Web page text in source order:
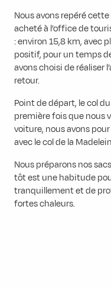
Nous avons repéré
acheté à l’office de
: environ 15,8 km, avec
positif, pour un temps
avons choisi de réaliser
retour.
Point de départ, le col du
première fois que nous
voiture, nous avons
avec le col de la
Nous préparons nos
tôt est une habitude
tranquillement et de
fortes chaleurs.